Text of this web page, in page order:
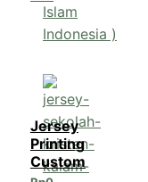
Jersey
Printing
Custom